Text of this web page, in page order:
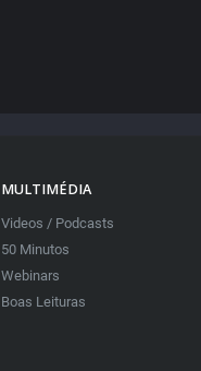
MULTIMÉDIA
Videos / Podcasts
50 Minutos
Webinars
Boas Leituras